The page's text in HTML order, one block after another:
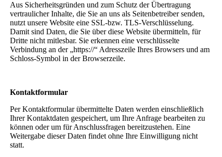
Aus Sicherheitsgründen und zum Schutz der Übertragung
vertraulicher Inhalte, die Sie an uns als Seitenbetreiber senden,
nutzt unsere Website eine SSL-bzw. TLS-Verschlüsselung.
Damit sind Daten, die Sie über diese Website übermitteln, für
Dritte nicht mitlesbar. Sie erkennen eine verschlüsselte
Verbindung an der „https://“ Adresszeile Ihres Browsers und am
Schloss-Symbol in der Browserzeile.
Kontaktformular
Per Kontaktformular übermittelte Daten werden einschließlich
Ihrer Kontaktdaten gespeichert, um Ihre Anfrage bearbeiten zu
können oder um für Anschlussfragen bereitzustehen. Eine
Weitergabe dieser Daten findet ohne Ihre Einwilligung nicht
statt.